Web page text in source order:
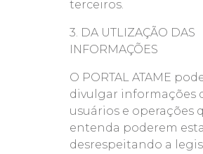
terceiros.
3. DA UTLIZAÇÃO DAS
INFORMAÇÕES
O PORTAL ATAME
divulgar informações
usuários e operações
entenda poderem
desrespeitando a